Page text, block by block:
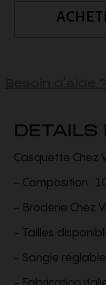
DETAILS
Casquette Chez
- Composition :
- Broderie Chez
- Tailles
- Sangle réglable